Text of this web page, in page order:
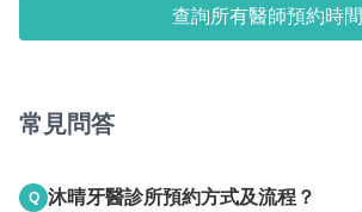
查詢所有醫師預約時間
常見問答
Q 沐晴牙醫診所預約方式及流程？